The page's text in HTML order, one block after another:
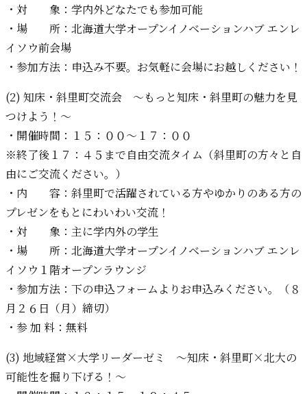
・対 象：学内外どなたでも参加可能
・場 所：北海道大学オープンイノベーションハブ エンレ
イソウ前会場
・参加方法：申込み不要。お気軽に会場にお越しください！
(2) 知床・斜里町交流会 ～もっと知床・斜里町の魅力を見
つけよう！～
・開催時間：１５：００～１７：００
※終了後１７：４５まで自由交流タイム（斜里町の方々と自
由にご交流ください。）
・内 容：斜里町で活躍されている方やゆかりのある方の
プレゼンをもとにわいわい交流！
・対 象：主に学内外の学生
・場 所：北海道大学オープンイノベーションハブ エンレ
イソウ１階オープンラウンジ
・参加方法：下の申込フォームよりお申込みください。（８
月２６日（月）締切）
・参 加 料：無料
(3) 地域経営×大学リーダーゼミ ～知床・斜里町×北大の
可能性を掘り下げる！～